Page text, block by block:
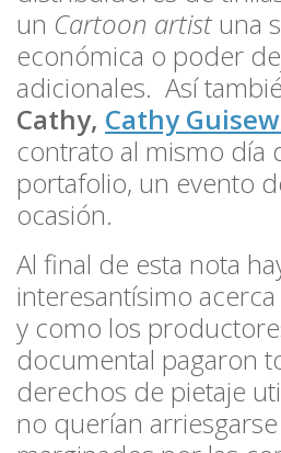
un Cartoon artist una
económica o poder
adicionales. Así
Cathy, Cathy
contrato al mismo día
portafolio, un evento
ocasión.
Al final de esta nota
interesantísimo
y como los
documental pagaron
derechos de pietaje
no querían